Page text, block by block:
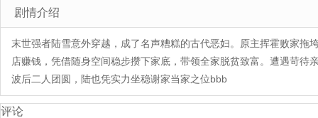
剧情介绍
末世强者陆雪意外穿越，成了名声糟糕的古代恶妇。原主挥霍败家
店赚钱，凭借随身空间稳步攒下家底，带领全家脱贫致富。遭遇苛
波后二人团圆，陆也凭实力坐稳谢家当家之位bbb
评论